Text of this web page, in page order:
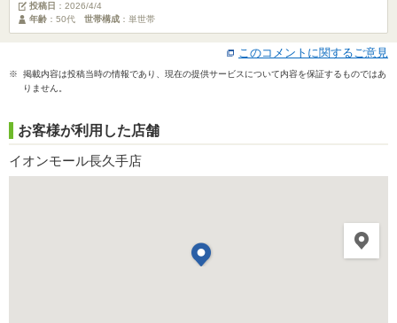
投稿日 ： 2026/4/4
年齢 ：50代 世帯構成 ：単世帯
このコメントに関するご意見
※ 掲載内容は投稿当時の情報であり、現在の提供サービスについて内容を保証するものではあ
りません。
お客様が利用した店舗
イオンモール長久手店